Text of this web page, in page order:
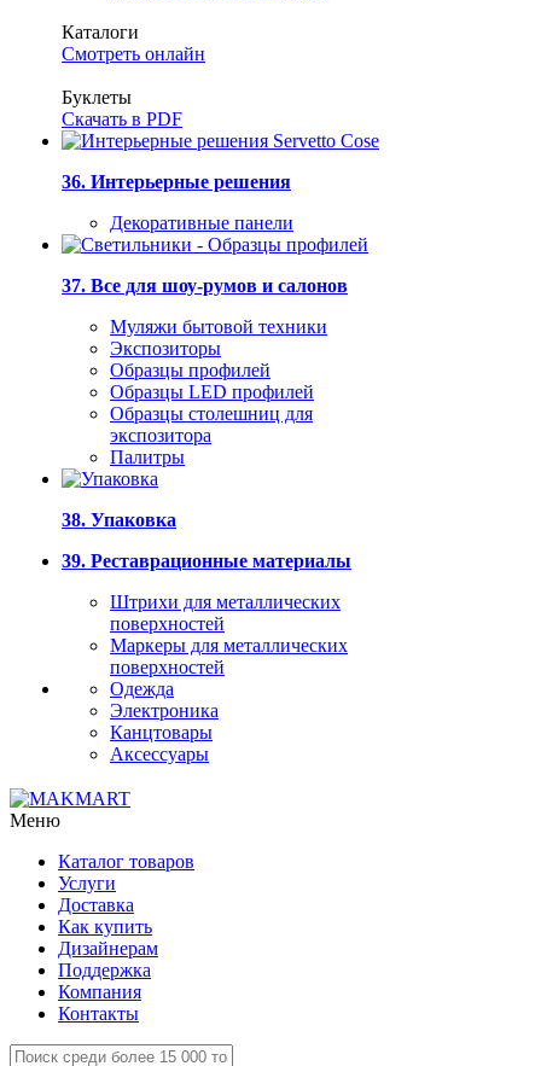
Каталоги
Смотреть онлайн
Буклеты
Скачать в PDF
36. Интерьерные решения
Декоративные панели
37. Все для шоу-румов и салонов
Муляжи бытовой техники
Экспозиторы
Образцы профилей
Образцы LED профилей
Образцы столешниц для
экспозитора
Палитры
38. Упаковка
39. Реставрационные материалы
Штрихи для металлических
поверхностей
Маркеры для металлических
поверхностей
Одежда
Электроника
Канцтовары
Аксессуары
Меню
Каталог товаров
Услуги
Доставка
Как купить
Дизайнерам
Поддержка
Компания
Контакты